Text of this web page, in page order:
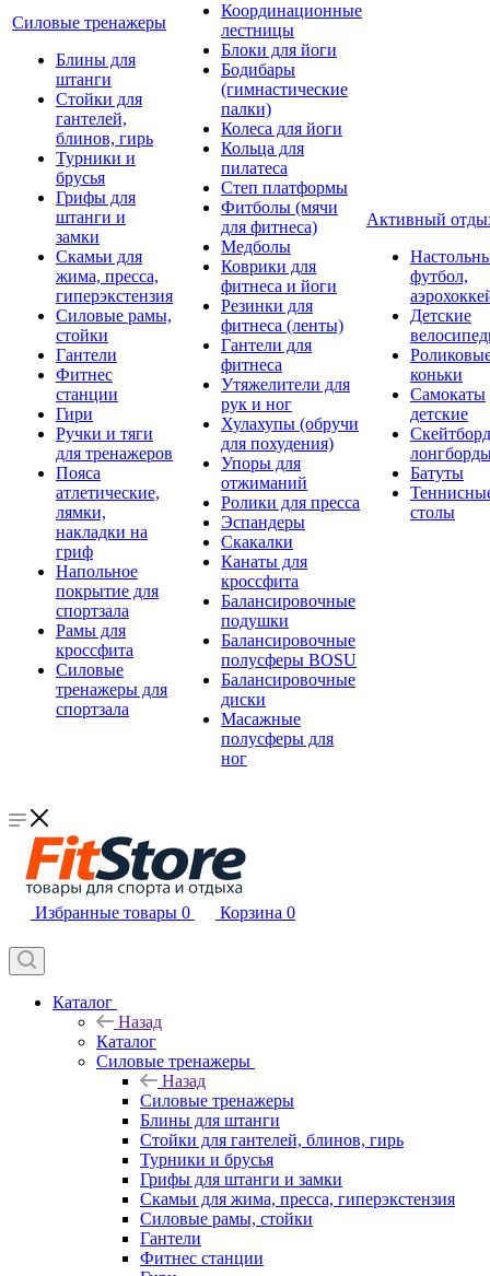
Силовые тренажеры
Блины для
штанги
Стойки для
гантелей,
блинов, гирь
Турники и
брусья
Грифы для
штанги и
замки
Скамьи для
жима, пресса,
гиперэкстензия
Силовые рамы,
стойки
Гантели
Фитнес
станции
Гири
Ручки и тяги
для тренажеров
Пояса
атлетические,
лямки,
накладки на
гриф
Напольное
покрытие для
спортзала
Рамы для
кроссфита
Силовые
тренажеры для
спортзала
Координационные
лестницы
Блоки для йоги
Бодибары
(гимнастические
палки)
Колеса для йоги
Кольца для
пилатеса
Степ платформы
Фитболы (мячи
для фитнеса)
Медболы
Коврики для
фитнеса и йоги
Резинки для
фитнеса (ленты)
Гантели для
фитнеса
Утяжелители для
рук и ног
Хулахупы (обручи
для похудения)
Упоры для
отжиманий
Ролики для пресса
Эспандеры
Скакалки
Канаты для
кроссфита
Балансировочные
подушки
Балансировочные
полусферы BOSU
Балансировочные
диски
Масажные
полусферы для
ног
Активный
футбол,
Детские
коньки
Самокаты
детские
Батуты
столы
Избранные товары 0 Корзина 0
Каталог
Назад
Каталог
Силовые тренажеры
Назад
Силовые тренажеры
Блины для штанги
Стойки для гантелей, блинов, гирь
Турники и брусья
Грифы для штанги и замки
Скамьи для жима, пресса, гиперэкстензия
Силовые рамы, стойки
Гантели
Фитнес станции